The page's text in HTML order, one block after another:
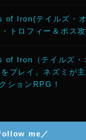
of Iron(テイルズ・
トロフィー＆ボス攻
of Iron（テイルズ・
をプレイ。ネズミが
ションRPG！
me／